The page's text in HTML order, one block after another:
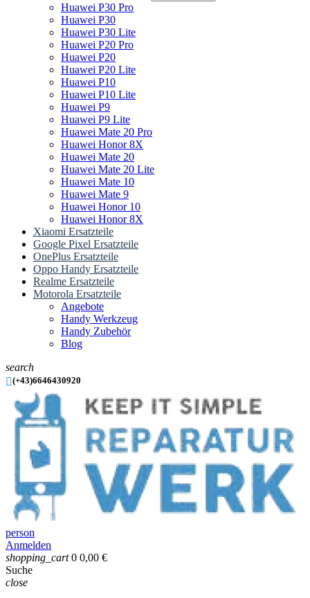
Huawei P30 Pro
Huawei P30
Huawei P30 Lite
Huawei P20 Pro
Huawei P20
Huawei P20 Lite
Huawei P10
Huawei P10 Lite
Huawei P9
Huawei P9 Lite
Huawei Mate 20 Pro
Huawei Honor 8X
Huawei Mate 20
Huawei Mate 20 Lite
Huawei Mate 10
Huawei Mate 9
Huawei Honor 10
Huawei Honor 8X
Xiaomi Ersatzteile
Google Pixel Ersatzteile
OnePlus Ersatzteile
Oppo Handy Ersatzteile
Realme Ersatzteile
Motorola Ersatzteile
Angebote
Handy Werkzeug
Handy Zubehör
Blog
search
(+43)6646430920
person
Anmelden
shopping_cart 0 0,00 €
Suche
close